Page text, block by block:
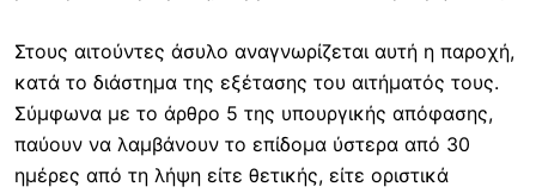
Στους αιτούντες άσυλο αναγνωρίζεται αυτή η παροχή,
κατά το διάστημα της εξέτασης του αιτήματός τους.
Σύμφωνα με το άρθρο 5 της υπουργικής απόφασης,
παύουν να λαμβάνουν το επίδομα ύστερα από 30
ημέρες από τη λήψη είτε θετικής, είτε οριστικά